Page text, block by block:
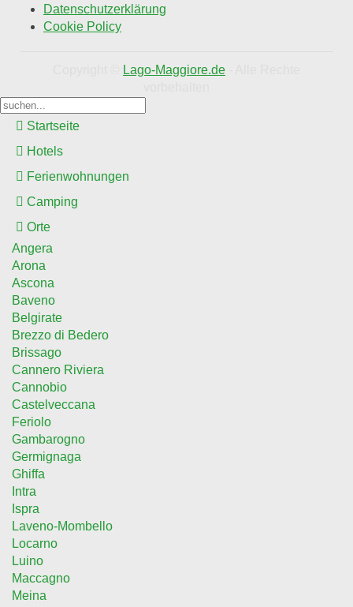
Datenschutzerklärung
Cookie Policy
Lago-Maggiore.de
Startseite
Hotels
Ferienwohnungen
Camping
Orte
Angera
Arona
Ascona
Baveno
Belgirate
Brezzo di Bedero
Brissago
Cannero Riviera
Cannobio
Castelveccana
Feriolo
Gambarogno
Germignaga
Ghiffa
Intra
Ispra
Laveno-Mombello
Locarno
Luino
Maccagno
Meina